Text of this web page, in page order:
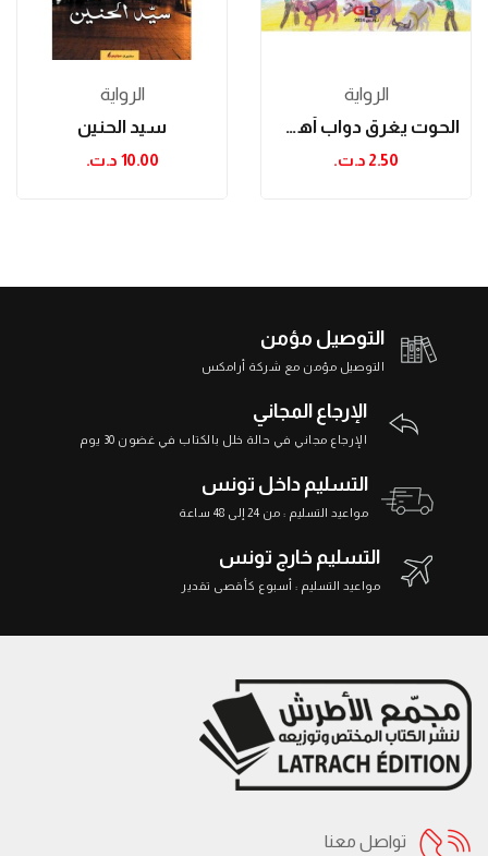
الرواية
سيد الحنين
10.00 د.ت.‏
الرواية
الحوت يغرق دواب أهل القرية
2.50 د.ت.‏
التوصيل مؤمن
التوصيل مؤمن مع شركة أرامكس
الإرجاع المجاني
الإرجاع مجاني في حالة خلل بالكتاب في غضون 30 يوم
التسليم داخل تونس
مواعيد التسليم : من 24 إلى 48 ساعة
التسليم خارج تونس
مواعيد التسليم : أسبوع كأقصى تقدير
تواصل معنا